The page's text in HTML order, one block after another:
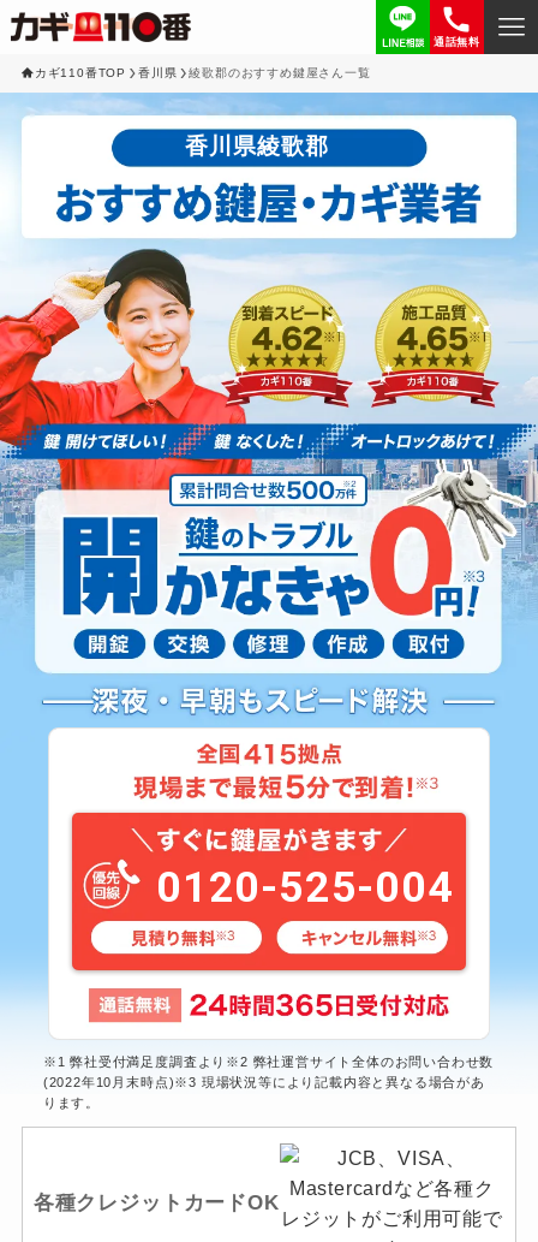
通話無料
カギ110番TOP 香川県 綾歌郡のおすすめ鍵屋さん一覧
香川県綾歌郡
0120-525-004
※1 弊社受付満足度調査より※2 弊社運営サイト全体のお問い合わせ数
(2022年10月末時点)※3 現場状況等により記載内容と異なる場合があ
ります。
各種クレジットカードOK